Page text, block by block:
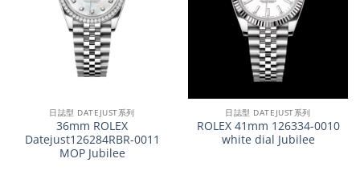
日誌型 DATEJUST系列
36mm ROLEX
Datejust126284RBR-0011
MOP Jubilee
日誌型 DATEJUST系列
ROLEX 41mm 126334-0010
white dial Jubilee